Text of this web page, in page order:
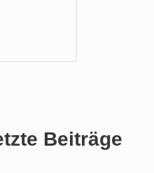
Beiträge